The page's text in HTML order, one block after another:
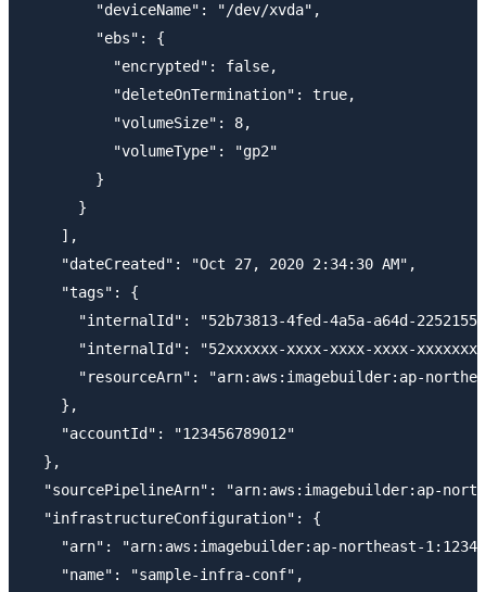
        "deviceName": "/dev/xvda",
        "ebs": {
          "encrypted": false,
          "deleteOnTermination": true,
          "volumeSize": 8,
          "volumeType": "gp2"
        }
      }
    ],
    "dateCreated": "Oct 27, 2020 2:34:30 AM",
    "tags": {
"internalId": "52b73813-4fed-4a5a-a64d-
"internalId": "52xxxxxx-xxxx-xxxx-xxxx-
"resourceArn": "arn:aws:imagebuilder:ap-
    },
    "accountId": "123456789012"
  },
"sourcePipelineArn": "arn:aws:imagebuilder:ap-
  "infrastructureConfiguration": {
"arn": "arn:aws:imagebuilder:ap-northeast-
    "name": "sample-infra-conf",